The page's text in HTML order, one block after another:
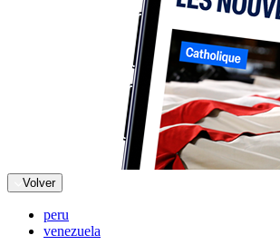
Volver
peru
venezuela